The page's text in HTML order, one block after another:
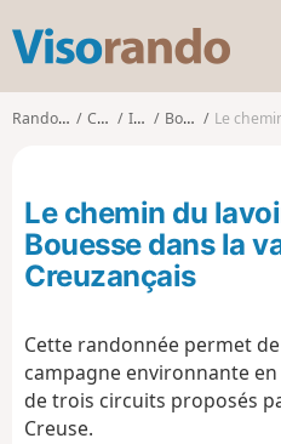
s
o
d
o
Randonnées Centre Indre Bouesse Le chemin du
Le chemin du
Bouesse dans la
Creuzançais
Cette randonnée permet
campagne environnante
de trois circuits proposés
Creuse.